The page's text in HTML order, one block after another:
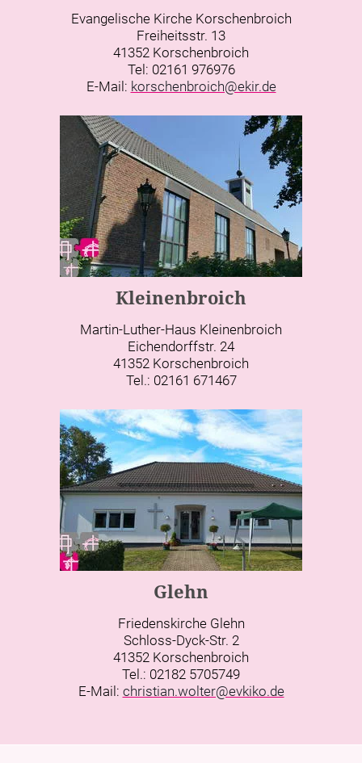
Evangelische Kirche Korschenbroich
Freiheitsstr. 13
41352 Korschenbroich
Tel: 02161 976976
E-Mail: korschenbroich@ekir.de
Kleinenbroich
Martin-Luther-Haus Kleinenbroich
Eichendorffstr. 24
41352 Korschenbroich
Tel.: 02161 671467
Glehn
Friedenskirche Glehn
Schloss-Dyck-Str. 2
41352 Korschenbroich
Tel.: 02182 5705749
E-Mail: christian.wolter@evkiko.de